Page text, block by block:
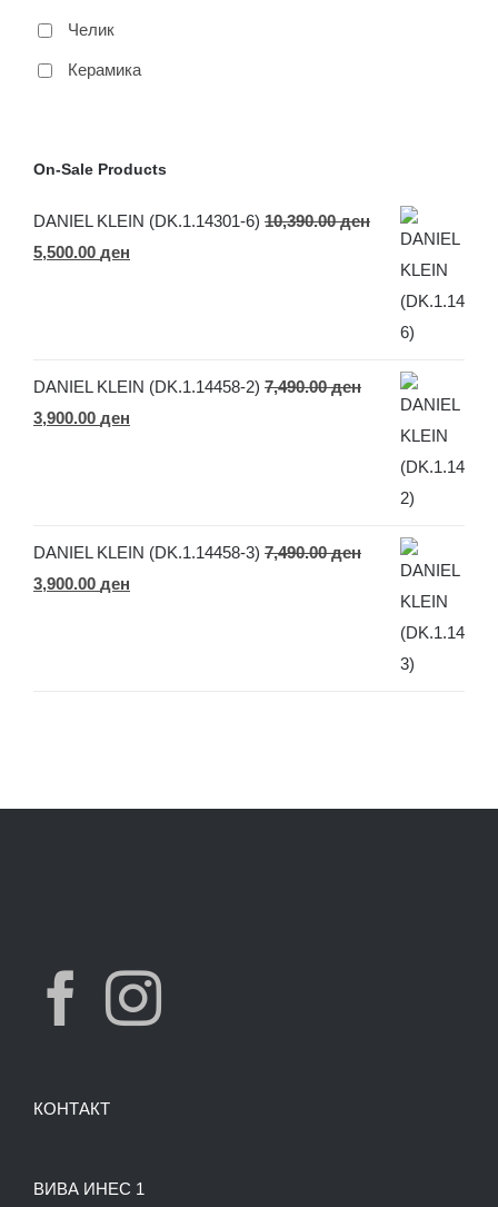
Челик
Керамика
On-Sale Products
DANIEL KLEIN (DK.1.14301-6) 10,390.00ден
Original
5,500.00 ден
DANIEL KLEIN (DK.1.14458-2) 7,490.00ден
Original
3,900.00 ден
DANIEL KLEIN (DK.1.14458-3) 7,490.00ден
Original
3,900.00 ден
КОНТАКТ
ВИВА ИНЕС 1